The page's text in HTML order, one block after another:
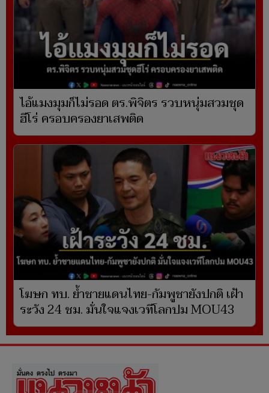
ไอ้แมงมุมก็ไม่รอด ตร.พิจิตร รวบหนุ่มสวมชุด
ฮีโร่ ครอบครองยาเสพติด
โฆษก ทบ. ย้ำชายแดนไทย-กัมพูชายังปกติ เฝ้า
ระวัง 24 ชม. มั่นใจแจงเวทีโลกปม MOU43